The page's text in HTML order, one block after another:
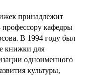
принадлежит
кафедры
В 1994 году был
книжки для
одноименного
культуры,